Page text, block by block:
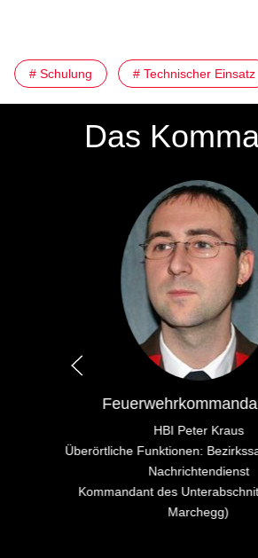
# Schulung # Technischer Einsatz
Das
HBI Peter Kraus
Überörtliche Funktionen:
Nachrichtendienst
Kommandant des
Marchegg)